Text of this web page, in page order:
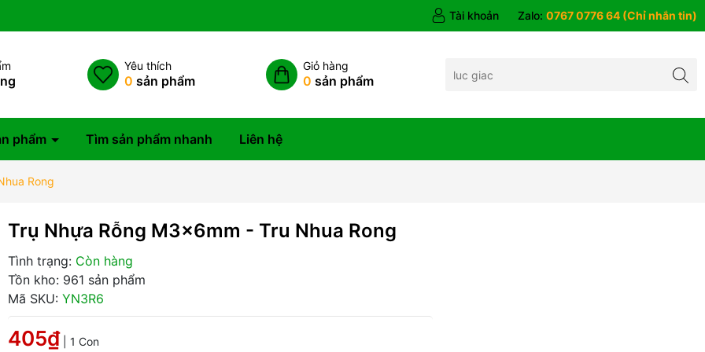
Tài khoản Zalo: 0767 0776 64 (Chỉ nhắn tin)
Yêu thích
0 sản phẩm
Giỏ hàng
0 sản phẩm
phẩm Tìm sản phẩm nhanh Liên hệ
Rong
Trụ Nhựa Rỗng M3x6mm - Tru Nhua Rong
Tình trạng: Còn hàng
Tồn kho: 961 sản phẩm
Mã SKU: YN3R6
405₫ | 1 Con